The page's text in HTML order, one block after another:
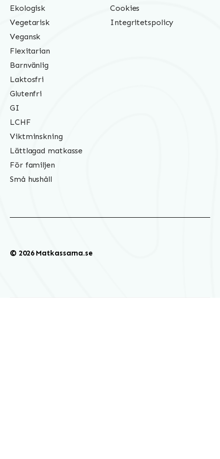
Ekologisk
Vegetarisk
Vegansk
Flexitarian
Barnvänlig
Laktosfri
Glutenfri
GI
LCHF
Viktminskning
Lättlagad matkasse
För familjen
Små hushåll
Cookies
Integritetspolicy
© 2026 Matkassarna.se